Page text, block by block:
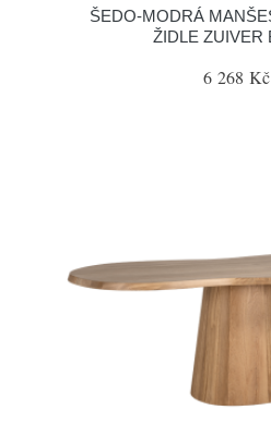
ŠEDO-MODRÁ
ŽIDLE ZUIVER
6 268 Kč